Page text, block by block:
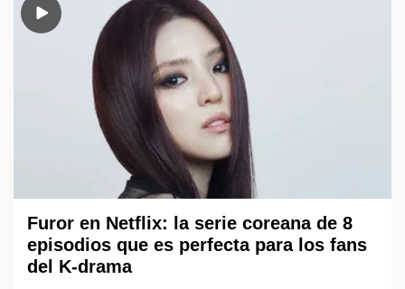
Furor en Netflix: la serie coreana de 8
episodios que es perfecta para los fans
del K-drama